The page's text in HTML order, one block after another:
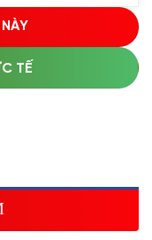
tự động qua
VND)
dụng dịch vụ
TẾ